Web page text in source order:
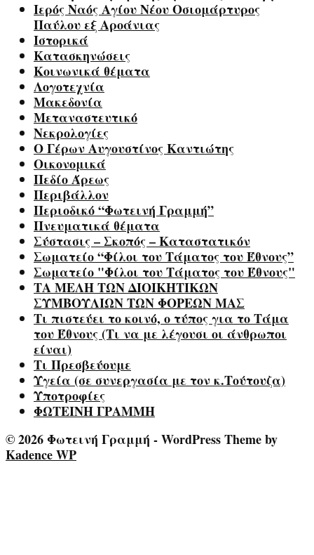
Ιερός Ναός Αγίου Νέου Οσιομάρτυρος
Παύλου εξ Αροάνιας
Ιστορικά
Κατασκηνώσεις
Κοινωνικά θέματα
Λογοτεχνία
Μακεδονία
Μεταναστευτικό
Νεκρολογίες
Ο Γέρων Αυγουστίνος Καντιώτης
Οικονομικά
Πεδίο Άρεως
Περιβάλλον
Περιοδικό “Φωτεινή Γραμμή”
Πνευματικά θέματα
Σύστασις – Σκοπός – Καταστατικόν
Σωματείο “Φίλοι του Τάματος του Έθνους”
Σωματείο "Φίλοι του Τάματος του Έθνους"
ΤΑ ΜΕΛΗ ΤΩΝ ΔΙΟΙΚΗΤΙΚΩΝ
ΣΥΜΒΟΥΛΙΩΝ ΤΩΝ ΦΟΡΕΩΝ ΜΑΣ
Τι πιστεύει το κοινό, ο τύπος για το Τάμα
του Έθνους (Τι να με λέγουσι οι άνθρωποι
είναι)
Τι Πρεσβεύουμε
Υγεία (σε συνεργασία με τον κ.Τούτουζα)
Υποτροφίες
ΦΩΤΕΙΝΗ ΓΡΑΜΜΗ
© 2026 Φωτεινή Γραμμή - WordPress Theme by
Kadence WP